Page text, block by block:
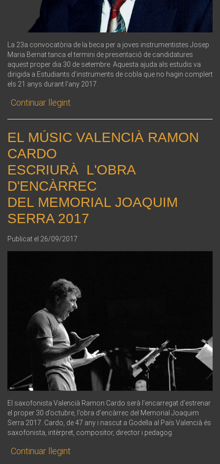
La 23a convocatòria de la beca per a joves instrumentistes Josep
Maria Bernat tanca el termini de presentació de candidatures
aquest proper dia 30 de setembre. Aquesta ajuda als estudis va
dirigida a Estudiants d’instruments de cobla que no hagin complert
els 21 anys durant l’any 2017.
Continuar llegint
EL MÚSIC VALENCIÀ RAMON
CARDO
ESCRIURÀ L'OBRA
D'ENCÀRREC
DEL MEMORIAL JOAQUIM
SERRA 2017
Publicat el 26/09/2017
El saxofonista Valencià Ramon Cardo serà l’encarregat d’estrenar
el proper 30 d’octubre, l’obra d’encàrrec del Memorial Joaquim
Serra 2017. Cardo, de 47 any i nascut a Godella al País Valencià és
saxofonista, intèrpret, compositor, director i pedagog.
Continuar llegint